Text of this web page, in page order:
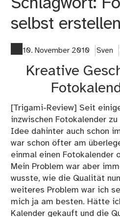
selbst erstellen
10. November 2010 Sven
Kreative
[Trigami-Review] Seit
inzwischen Fotokalender
Idee dahinter auch schon
war schon öfter am
einmal einen Fotokalender
Mein Problem war aber
wusste, wie die Qualität
weiteres Problem war ich
mich ja am besten. Hätte
Kalender gekauft und die